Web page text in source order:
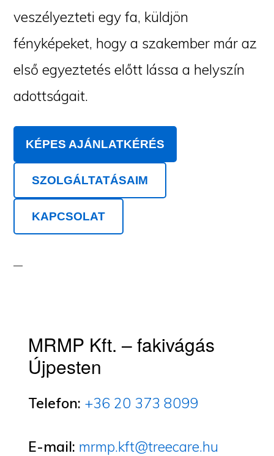
veszélyezteti egy fa, küldjön
fényképeket, hogy a szakember már az
első egyeztetés előtt lássa a helyszín
adottságait.
KÉPES AJÁNLATKÉRÉS
SZOLGÁLTATÁSAIM
KAPCSOLAT
MRMP Kft. – fakivágás
Újpesten
Telefon: +36 20 373 8099
E-mail: mrmp.kft@treecare.hu